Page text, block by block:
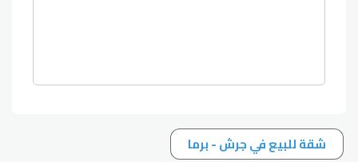
شقة للبيع في جرش - برما